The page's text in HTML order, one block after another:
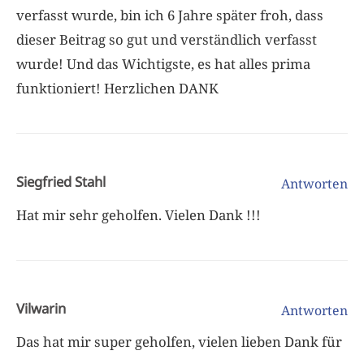
verfasst wurde, bin ich 6 Jahre später froh, dass
dieser Beitrag so gut und verständlich verfasst
wurde! Und das Wichtigste, es hat alles prima
funktioniert! Herzlichen DANK
Siegfried Stahl Antworten
Hat mir sehr geholfen. Vielen Dank !!!
Vilwarin Antworten
Das hat mir super geholfen, vielen lieben Dank für